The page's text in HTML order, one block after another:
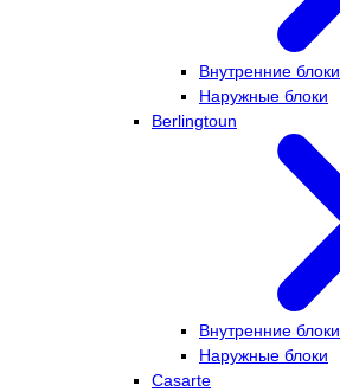
Внутренние блоки
Наружные блоки
Berlingtoun
Внутренние блоки
Наружные блоки
Casarte